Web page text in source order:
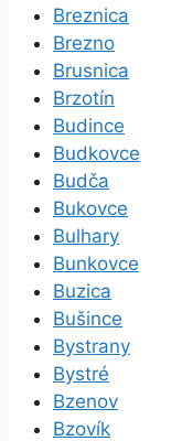
Breznica
Brezno
Brusnica
Brzotín
Budince
Budkovce
Budča
Bukovce
Bulhary
Bunkovce
Buzica
Bušince
Bystrany
Bystré
Bzenov
Bzovík